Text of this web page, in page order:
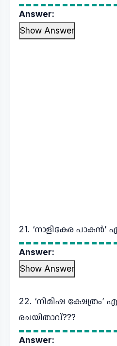
Answer:
Show Answer
21. ‘നാളികേര പാകൻ’
Answer:
Show Answer
22. ‘നിമിഷ
രചയിതാവ്???
Answer: